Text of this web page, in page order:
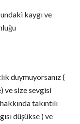
kaygı ve
duymuyorsanız (
ve size sevgisi
takıntılı
düşükse ) ve